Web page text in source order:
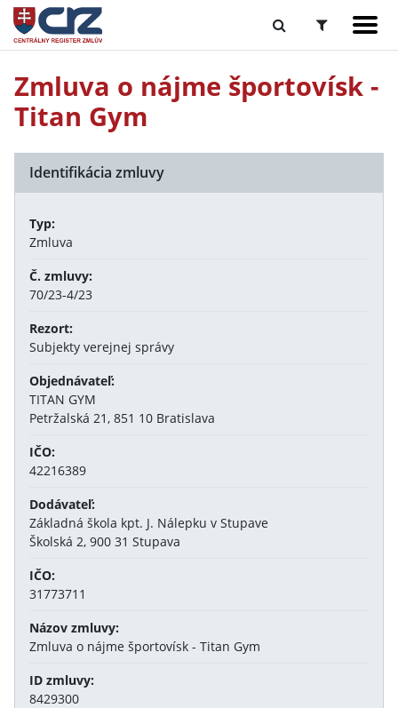
Zmluva o nájme športovísk -
Titan Gym
Identifikácia zmluvy
Typ:
Zmluva
Č. zmluvy:
70/23-4/23
Rezort:
Subjekty verejnej správy
Objednávateľ:
TITAN GYM
Petržalská 21, 851 10 Bratislava
IČO:
42216389
Dodávateľ:
Základná škola kpt. J. Nálepku v Stupave
Školská 2, 900 31 Stupava
IČO:
31773711
Názov zmluvy:
Zmluva o nájme športovísk - Titan Gym
ID zmluvy:
8429300